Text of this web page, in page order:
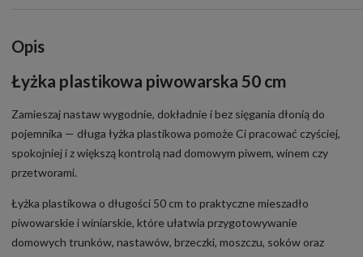
Opis
Łyżka plastikowa piwowarska 50 cm
Zamieszaj nastaw wygodnie, dokładnie i bez sięgania dłonią do
pojemnika — długa łyżka plastikowa pomoże Ci pracować czyściej,
spokojniej i z większą kontrolą nad domowym piwem, winem czy
przetworami.
Łyżka plastikowa o długości 50 cm to praktyczne mieszadło
piwowarskie i winiarskie, które ułatwia przygotowywanie
domowych trunków, nastawów, brzeczki, moszczu, soków oraz